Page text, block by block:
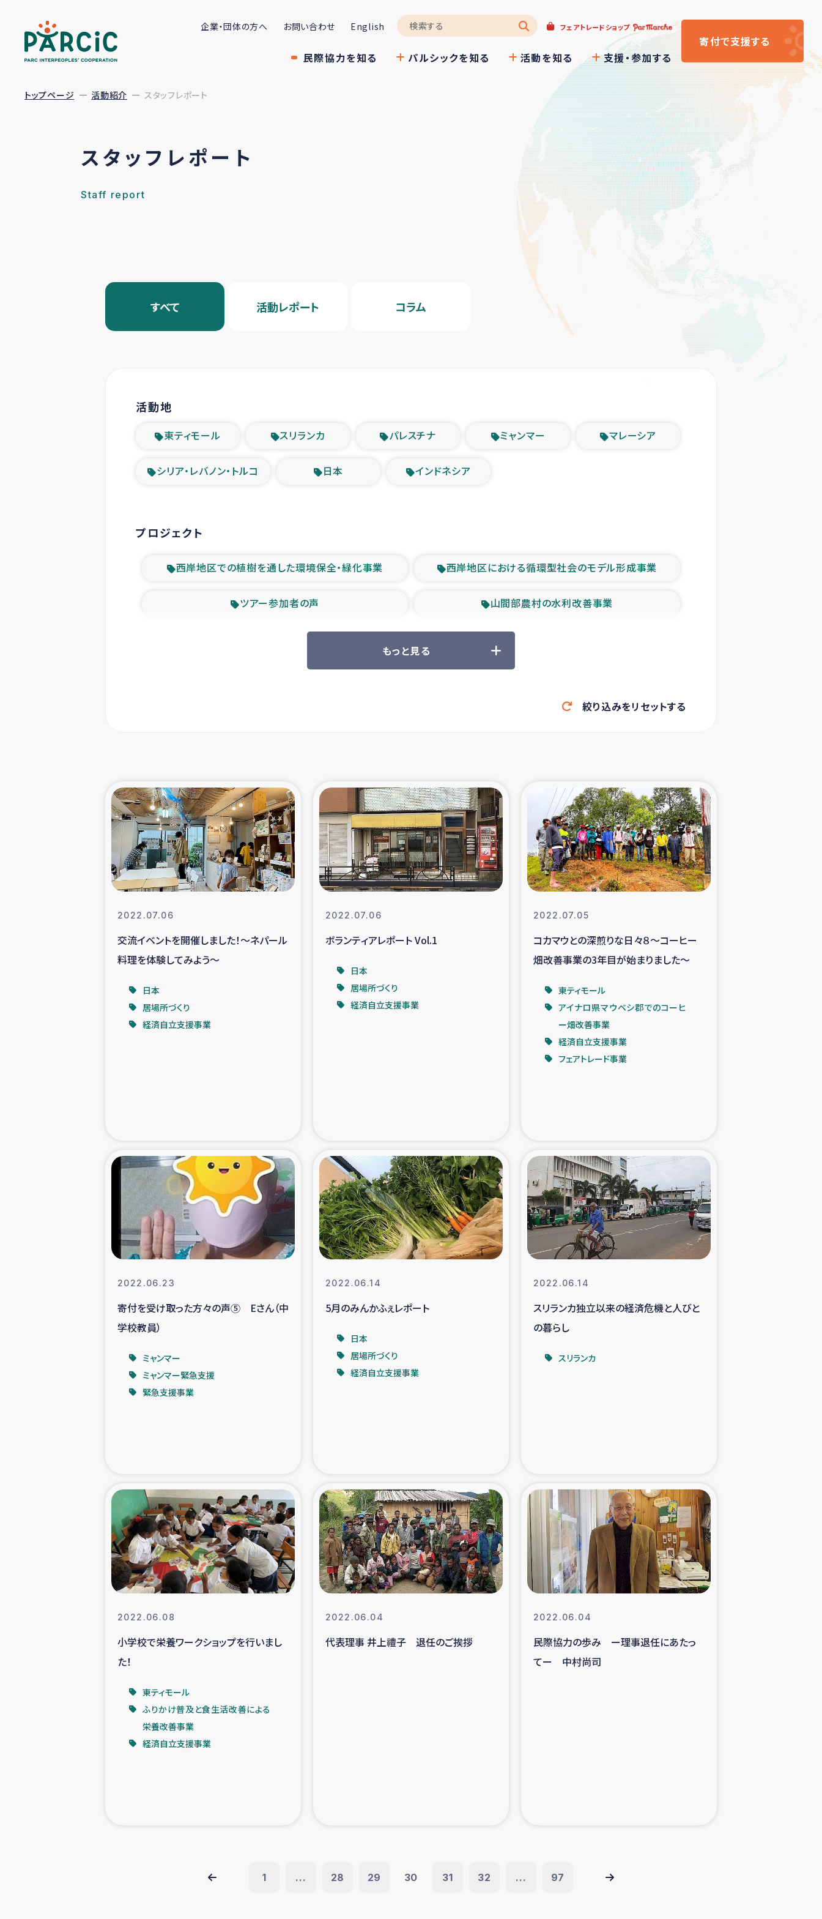
企業・団体の方へ お問い合わせ English フェアトレードショップ
民際協力を知る パルシックを知る 活動を知る 支援・参加する
寄付で支援する
トップページ 活動紹介 スタッフレポート
スタッフレポート
Staff report
すべて 活動レポート コラム
活動地
東ティモール スリランカ パレスチナ ミャンマー マレーシア
シリア・レバノン・トルコ 日本 インドネシア
プロジェクト
西岸地区での植樹を通した環境保全・緑化事業 西岸地区における循環型社会のモデル形成事業
ツアー参加者の声 山間部農村の水利改善事業
緊急救援の時代 森林保全型農業の支援事業
東ティモール豪雨緊急支援 大雨による洪水被災者支援
シリア国内避難民・帰還民の生活再建支援
スリランカ 緊急人道支援 スリランカ南部洪水被災者支援
スリランカの南北女性をつなぐサリー・リサイクル・プロジ
ェクト
復興支援事業
ガザ人道支援 令和6年能登半島地震 緊急支援
国内避難民への物資配付および教育支援
タイ国境ミャンマー移民子ども支援 漁民によるマングローブ植林活動
レバノンにおける緊急支援
石巻市街地在宅被災者支援 復興応援隊の活動
仮設住宅生活支援・農業復興支援 漁業復興支援
インターン・ボランティア日誌 経済自立支援事業
居場所づくり ガザ空爆被災者への食料支援と農家生産支援
ガザ地区における被災住民への緊急支援 ガザ地区酪農を通した女性グループの生計支援
ふりかけ普及と食生活改善による栄養改善事業
コーヒー生産者支援 アイナロ県マウベシ郡でのコーヒー畑改善事業
ベイルート大規模爆発被災者支援 女性の生計向上支援
アグロフォレストリー（カカオ）事業
もっと見る
絞り込みをリセットする
2022.07.06
交流イベントを開催しました！～ネパール
料理を体験してみよう～
日本
居場所づくり
経済自立支援事業
2022.07.06
ボランティアレポート Vol.1
日本
居場所づくり
経済自立支援事業
2022.07.05
コカマウとの深煎りな日々８～コーヒー
畑改善事業の3年目が始まりました～
東ティモール
アイナロ県マウベシ郡でのコーヒ
ー畑改善事業
経済自立支援事業
フェアトレード事業
2022.06.23
寄付を受け取った方々の声⑤ Eさん（中
学校教員）
ミャンマー
ミャンマー緊急支援
緊急支援事業
2022.06.14
5月のみんかふぇレポート
日本
居場所づくり
経済自立支援事業
2022.06.14
スリランカ独立以来の経済危機と人びと
の暮らし
スリランカ
2022.06.08
小学校で栄養ワークショップを行いまし
た！
東ティモール
ふりかけ普及と食生活改善による
栄養改善事業
経済自立支援事業
2022.06.04
代表理事 井上禮子 退任のご挨拶
2022.06.04
民際協力の歩み ー理事退任にあたっ
てー 中村尚司
1 ... 28 29 30 31 32 ... 97